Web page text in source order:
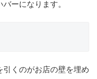
ーになります。
引くのがお店の壁を埋め